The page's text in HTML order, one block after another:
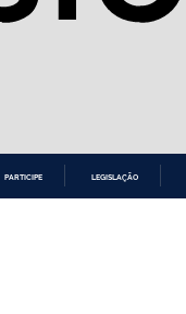
PARTICIPE LEGISLAÇÃO